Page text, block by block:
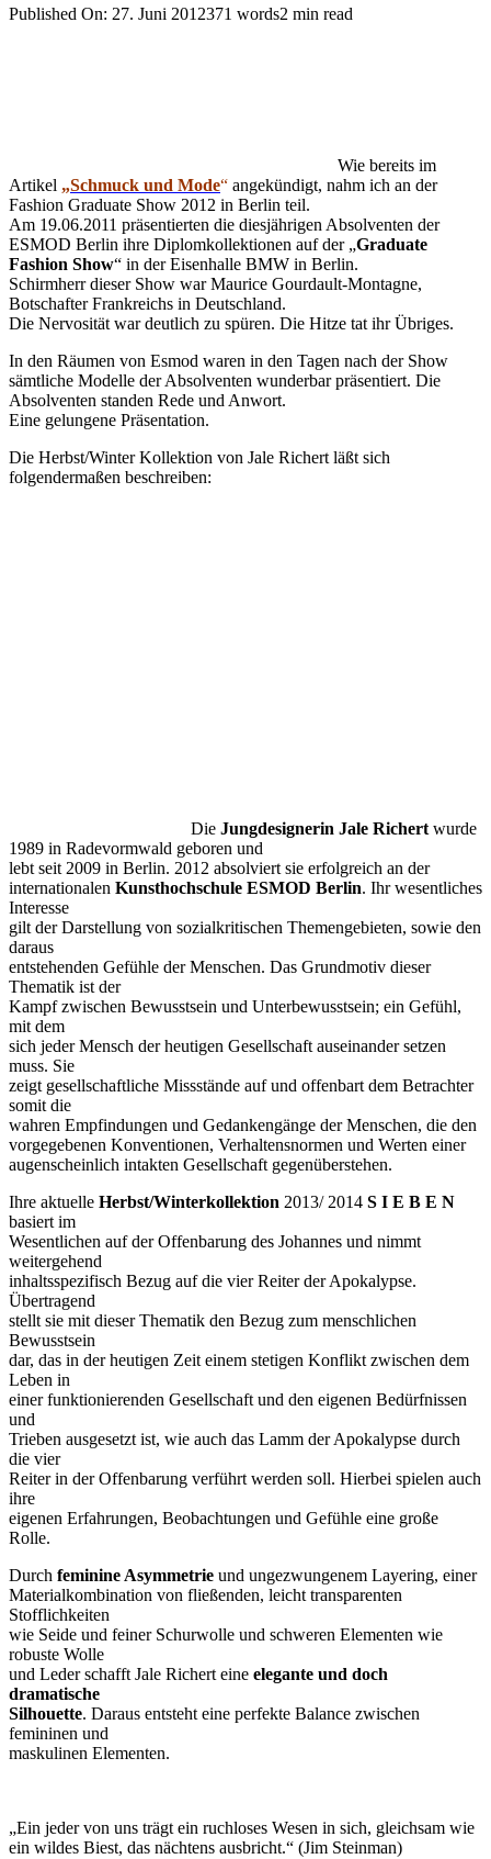
Published On: 27. Juni 2012371 words2 min read
Wie bereits im
Artikel „Schmuck und Mode“ angekündigt, nahm ich an der
Fashion Graduate Show 2012 in Berlin teil.
Am 19.06.2011 präsentierten die diesjährigen Absolventen der
ESMOD Berlin ihre Diplomkollektionen auf der „Graduate
Fashion Show“ in der Eisenhalle BMW in Berlin.
Schirmherr dieser Show war Maurice Gourdault-Montagne,
Botschafter Frankreichs in Deutschland.
Die Nervosität war deutlich zu spüren. Die Hitze tat ihr Übriges.
In den Räumen von Esmod waren in den Tagen nach der Show
sämtliche Modelle der Absolventen wunderbar präsentiert. Die
Absolventen standen Rede und Anwort.
Eine gelungene Präsentation.
Die Herbst/Winter Kollektion von Jale Richert läßt sich
folgendermaßen beschreiben:
Die Jungdesignerin Jale Richert wurde
1989 in Radevormwald geboren und
lebt seit 2009 in Berlin. 2012 absolviert sie erfolgreich an der
internationalen Kunsthochschule ESMOD Berlin. Ihr wesentliches
Interesse
gilt der Darstellung von sozialkritischen Themengebieten, sowie den
daraus
entstehenden Gefühle der Menschen. Das Grundmotiv dieser
Thematik ist der
Kampf zwischen Bewusstsein und Unterbewusstsein; ein Gefühl,
mit dem
sich jeder Mensch der heutigen Gesellschaft auseinander setzen
muss. Sie
zeigt gesellschaftliche Missstände auf und offenbart dem Betrachter
somit die
wahren Empfindungen und Gedankengänge der Menschen, die den
vorgegebenen Konventionen, Verhaltensnormen und Werten einer
augenscheinlich intakten Gesellschaft gegenüberstehen.
Ihre aktuelle Herbst/Winterkollektion 2013/ 2014 S I E B E N
basiert im
Wesentlichen auf der Offenbarung des Johannes und nimmt
weitergehend
inhaltsspezifisch Bezug auf die vier Reiter der Apokalypse.
Übertragend
stellt sie mit dieser Thematik den Bezug zum menschlichen
Bewusstsein
dar, das in der heutigen Zeit einem stetigen Konflikt zwischen dem
Leben in
einer funktionierenden Gesellschaft und den eigenen Bedürfnissen
und
Trieben ausgesetzt ist, wie auch das Lamm der Apokalypse durch
die vier
Reiter in der Offenbarung verführt werden soll. Hierbei spielen auch
ihre
eigenen Erfahrungen, Beobachtungen und Gefühle eine große
Rolle.
Durch feminine Asymmetrie und ungezwungenem Layering, einer
Materialkombination von fließenden, leicht transparenten
Stofflichkeiten
wie Seide und feiner Schurwolle und schweren Elementen wie
robuste Wolle
und Leder schafft Jale Richert eine elegante und doch
dramatische
Silhouette. Daraus entsteht eine perfekte Balance zwischen
femininen und
maskulinen Elementen.
„Ein jeder von uns trägt ein ruchloses Wesen in sich, gleichsam wie
ein wildes Biest, das nächtens ausbricht.“ (Jim Steinman)